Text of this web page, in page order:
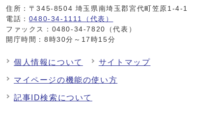
住所：〒345-8504 埼玉県南埼玉郡宮代町笠原1-4-1
電話： 0480-34-1111（代表）
ファックス：0480-34-7820（代表）
開庁時間：8時30分～17時15分
個人情報について サイトマップ
マイページの機能の使い方
記事ID検索について